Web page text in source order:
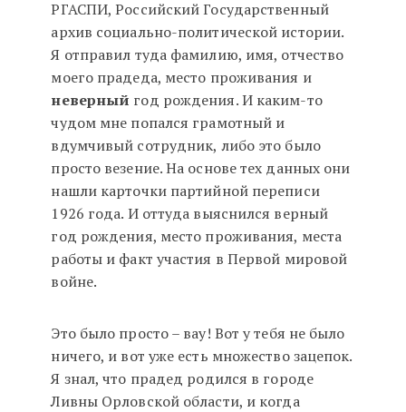
РГАСПИ, Российский Государственный
архив социально-политической истории.
Я отправил туда фамилию, имя, отчество
моего прадеда, место проживания и
неверный год рождения. И каким-то
чудом мне попался грамотный и
вдумчивый сотрудник, либо это было
просто везение. На основе тех данных они
нашли карточки партийной переписи
1926 года. И оттуда выяснился верный
год рождения, место проживания, места
работы и факт участия в Первой мировой
войне.
Это было просто – вау! Вот у тебя не было
ничего, и вот уже есть множество зацепок.
Я знал, что прадед родился в городе
Ливны Орловской области, и когда